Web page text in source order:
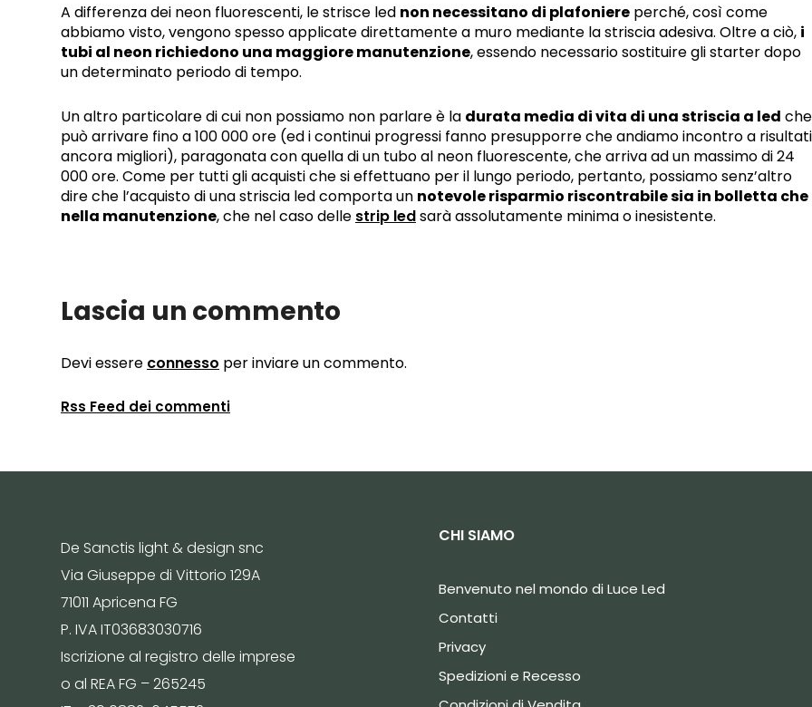
A differenza dei neon fluorescenti, le strisce led non necessitano di plafoniere perché, così come
abbiamo visto, vengono spesso applicate direttamente a muro mediante la striscia adesiva. Oltre a ciò, i
tubi al neon richiedono una maggiore manutenzione, essendo necessario sostituire gli starter dopo
un determinato periodo di tempo.
Un altro particolare di cui non possiamo non parlare è la durata media di vita di una striscia a led che
può arrivare fino a 100 000 ore (ed i continui progressi fanno presupporre che andiamo incontro a risultati
ancora migliori), paragonata con quella di un tubo al neon fluorescente, che arriva ad un massimo di 24
000 ore. Come per tutti gli acquisti che si effettuano per il lungo periodo, pertanto, possiamo senz’altro
dire che l’acquisto di una striscia led comporta un notevole risparmio riscontrabile sia in bolletta che
nella manutenzione, che nel caso delle strip ledsarà assolutamente minima o inesistente.
Lascia un commento
Devi essere connesso per inviare un commento.
Rss Feed dei commenti
De Sanctis light & design snc
Via Giuseppe di Vittorio 129A
71011 Apricena FG
P. IVA IT03683030716
Iscrizione al registro delle imprese
o al REA FG – 265245
CHI SIAMO
Benvenuto nel mondo di Luce Led
Contatti
Privacy
Spedizioni e Recesso